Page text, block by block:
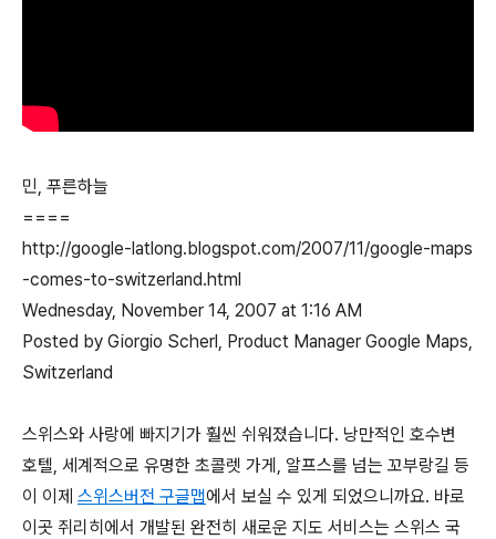
민, 푸른하늘
====
http://google-latlong.blogspot.com/2007/11/google-maps
-comes-to-switzerland.html
Wednesday, November 14, 2007 at 1:16 AM
Posted by Giorgio Scherl, Product Manager Google Maps,
Switzerland
스위스와 사랑에 빠지기가 훨씬 쉬워졌습니다. 낭만적인 호수변
호텔, 세계적으로 유명한 초콜렛 가게, 알프스를 넘는 꼬부랑길 등
이 이제 스위스버전 구글맵에서 보실 수 있게 되었으니까요. 바로
이곳 쥐리히에서 개발된 완전히 새로운 지도 서비스는 스위스 국